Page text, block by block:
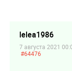
lelea1986
7 августа 2021
#64476